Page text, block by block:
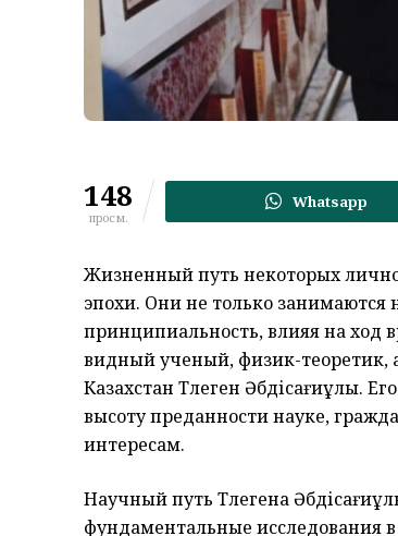
148
просм.
Whatsapp
Жизненный путь некоторых
эпохи. Они не только
принципиальность, влияя на ход
видный ученый, физик-теоретик,
Казахстан Төлеген Әбдісағиұлы.
высоту преданности науке,
интересам.
Научный путь Төлегена
фундаментальные исследования